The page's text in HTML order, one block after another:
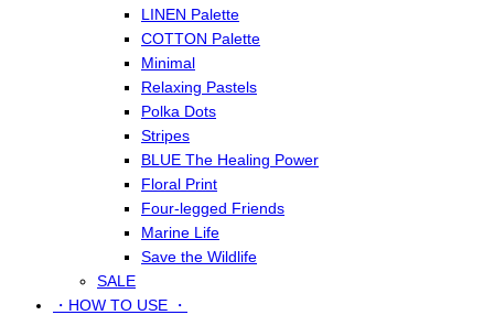
LINEN Palette
COTTON Palette
Minimal
Relaxing Pastels
Polka Dots
Stripes
BLUE The Healing Power
Floral Print
Four-legged Friends
Marine Life
Save the Wildlife
SALE
・HOW TO USE ・